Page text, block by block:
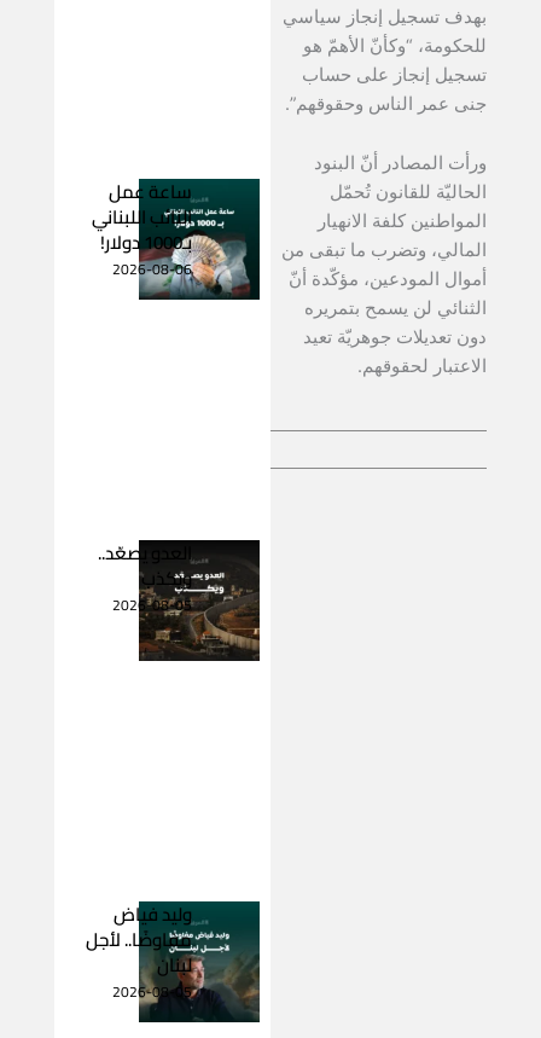
بهدف تسجيل إنجاز سياسي
للحكومة، “وكأنّ الأهمّ هو
تسجيل إنجاز على حساب
جنى عمر الناس وحقوقهم”.
ورأت المصادر أنّ البنود
الحاليّة للقانون تُحمّل
المواطنين كلفة الانهيار
المالي، وتضرب ما تبقى من
أموال المودعين، مؤكّدة أنّ
الثنائي لن يسمح بتمريره
دون تعديلات جوهريّة تعيد
الاعتبار لحقوقهم.
ساعة عمل
النائب اللبناني
بـ1000 دولار!
2026-08-06
العدو يصعّد..
ويكذب
2026-08-05
وليد فياض
مفاوضًا.. لأجل
لبنان
2026-08-05